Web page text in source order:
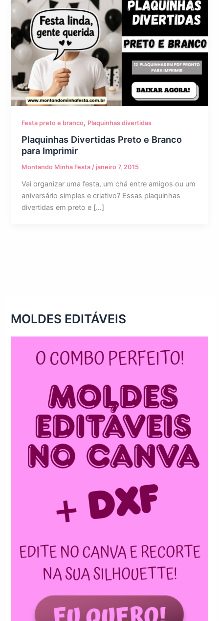
Festa preto e branco, Plaquinhas divertidas
Plaquinhas Divertidas Preto e Branco
para Imprimir
Montando Minha Festa/ janeiro 7, 2015
Vai organizar uma festa, um chá entre amigos ou um
aniversário simples e criativo? Essas plaquinhas
divertidas em preto e […]
MOLDES EDITÁVEIS